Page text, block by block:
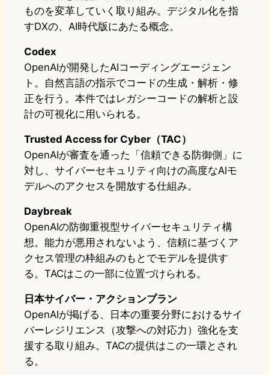
ものを変革していく取り組み。デジタル化を指
すDXの、AI時代版にあたる概念。
Codex
OpenAIが開発したAIコーディングエージェン
ト。自然言語の指示でコードの生成・解析・修
正を行う。本件ではレガシーコードの解析と設
計の可視化に用いられる。
Trusted Access for Cyber（TAC）
OpenAIが審査を通った「信頼できる防御側」に
対し、サイバーセキュリティ向けの高度なAIモ
デルへのアクセスを開放する仕組み。
Daybreak
OpenAIの防御重視型サイバーセキュリティ構
想。能力が悪用されないよう、信頼に基づくア
クセス管理の枠組みのもとでモデルを提供す
る。TACはこの一部に位置づけられる。
日本サイバー・アクションプラン
OpenAIが掲げる、日本の重要分野におけるサイ
バーレジリエンス（攻撃への対応力）強化を支
援する取り組み。TACの提供はこの一環とされ
る。